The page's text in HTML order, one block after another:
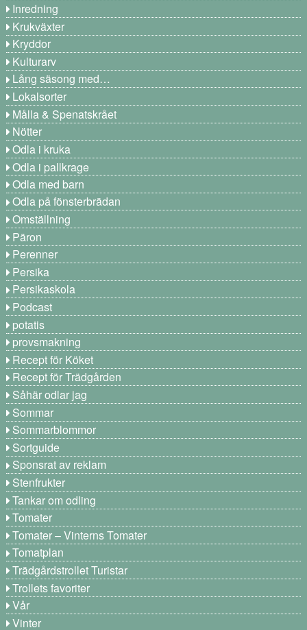
Inredning
Krukväxter
Kryddor
Kulturarv
Lång säsong med…
Lokalsorter
Målla & Spenatskrået
Nötter
Odla i kruka
Odla i pallkrage
Odla med barn
Odla på fönsterbrädan
Omställning
Päron
Perenner
Persika
Persikaskola
Podcast
potatis
provsmakning
Recept för Köket
Recept för Trädgården
Såhär odlar jag
Sommar
Sommarblommor
Sortguide
Sponsrat av reklam
Stenfrukter
Tankar om odling
Tomater
Tomater – Vinterns Tomater
Tomatplan
Trädgårdstrollet Turistar
Trollets favoriter
Vår
Vinter